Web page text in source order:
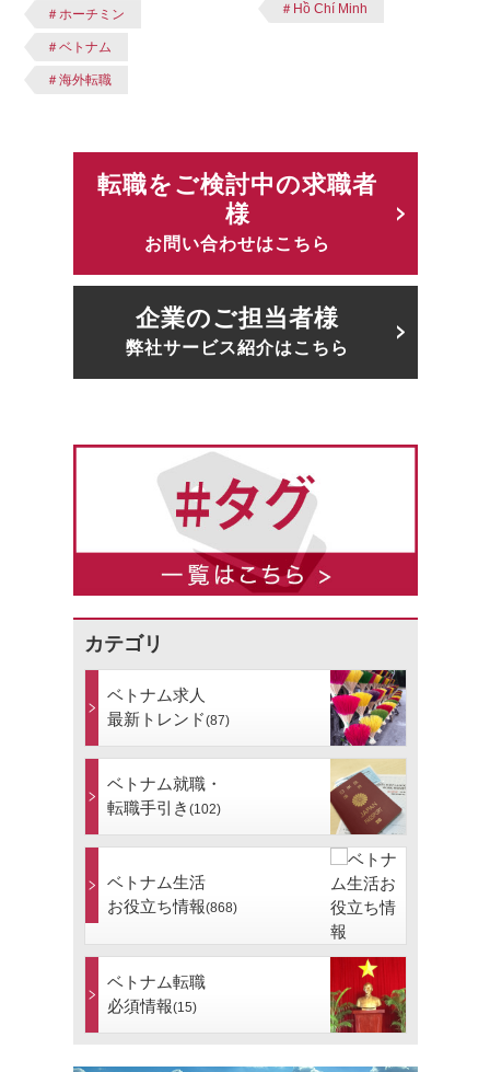
＃ホーチミン
＃ベトナム
＃海外転職
＃Hồ Chí Minh
転職をご検討中の求職者
様
お問い合わせはこちら
企業のご担当者様
弊社サービス紹介はこちら
カテゴリ
ベトナム求人
最新トレンド(87)
ベトナム就職・
転職手引き (102)
ベトナム生活
お役立ち情報(868)
ベトナム転職
必須情報(15)